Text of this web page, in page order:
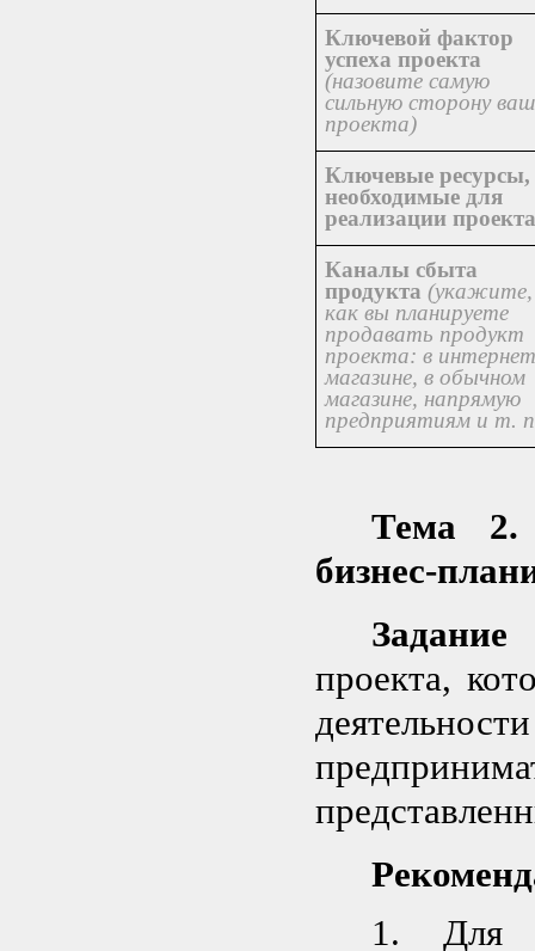
Ключевой фактор
успеха проекта
(назовите самую
сильную сторону
проекта)
Ключевые ресурсы,
необходимые для
реализации проекта
Каналы сбыта
продукта (укажите,
как вы планируете
продавать продукт
проекта: в
магазине, в обычном
магазине, напрямую
предприятиям и т.
Тема 2.
бизнес-
проекта,
1. Для